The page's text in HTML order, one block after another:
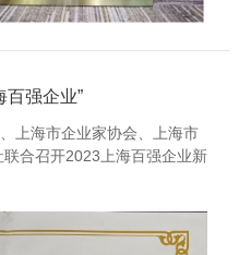
百强企业”
上海市企业家协会、上海市
合召开2023上海百强企业新